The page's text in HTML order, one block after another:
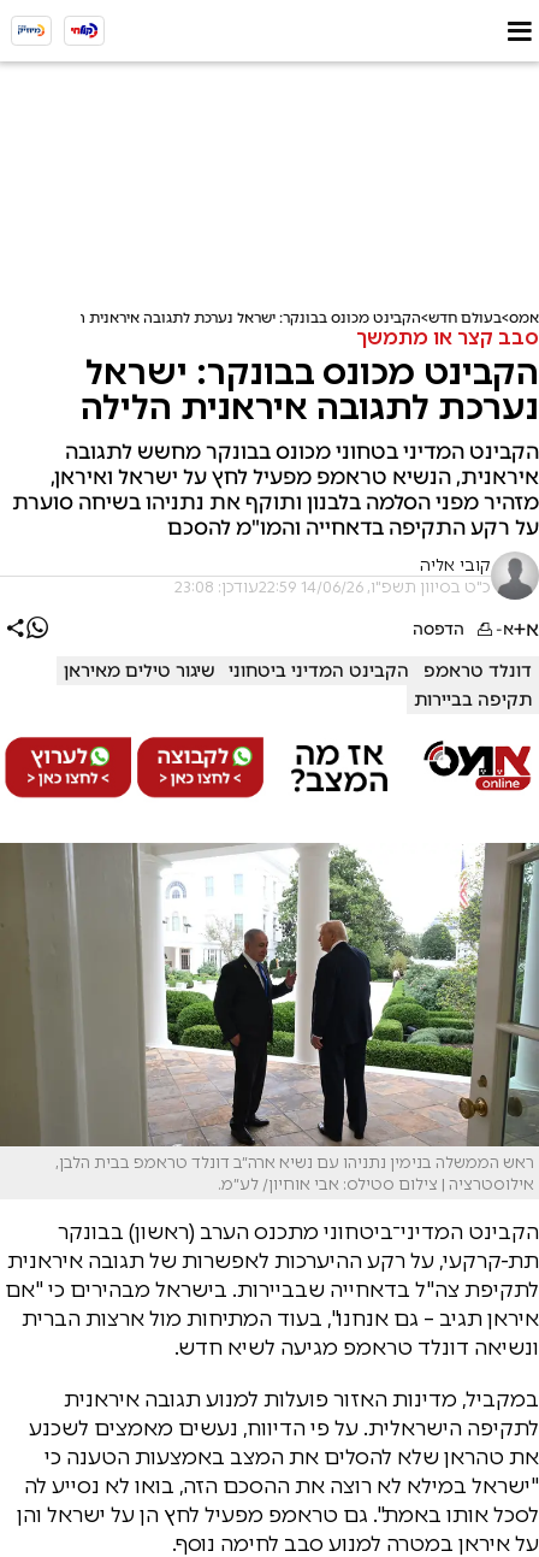
אמס בעולם חדש הקבינט מכונס בבונקר: ישראל נערכת לתגובה איראנית הלילה
סבב קצר או מתמשך
הקבינט מכונס בבונקר: ישראל
נערכת לתגובה איראנית הלילה
הקבינט המדיני בטחוני מכונס בבונקר מחשש לתגובה
איראנית, הנשיא טראמפ מפעיל לחץ על ישראל ואיראן,
מזהיר מפני הסלמה בלבנון ותוקף את נתניהו בשיחה סוערת
על רקע התקיפה בדאחייה והמו"מ להסכם
קובי אליה
כ"ט בסיוון תשפ"ו, 14/06/26 22:59 עודכן: 23:08
א+א- הדפסה
דונלד טראמפ הקבינט המדיני ביטחוני
שיגור טילים מאיראן
תקיפה בביירות
ראש הממשלה בנימין נתניהו עם נשיא ארה״ב דונלד טראמפ בבית הלבן,
אילוסטרציה | צילום סטילס: אבי אוחיון/ לע״מ.
הקבינט המדיני־ביטחוני מתכנס הערב (ראשון) בבונקר
תת-קרקעי, על רקע ההיערכות לאפשרות של תגובה איראנית
לתקיפת צה"ל בדאחייה שבביירות. בישראל מבהירים כי "אם
איראן תגיב – גם אנחנו", בעוד המתיחות מול ארצות הברית
ונשיאה דונלד טראמפ מגיעה לשיא חדש.
במקביל, מדינות האזור פועלות למנוע תגובה איראנית
לתקיפה הישראלית. על פי הדיווח, נעשים מאמצים לשכנע
את טהראן שלא להסלים את המצב באמצעות הטענה כי
"ישראל במילא לא רוצה את ההסכם הזה, בואו לא נסייע לה
לסכל אותו באמת". גם טראמפ מפעיל לחץ הן על ישראל והן
על איראן במטרה למנוע סבב לחימה נוסף.